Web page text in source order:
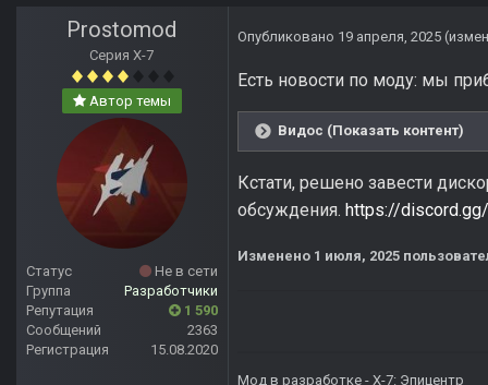
Prostomod
Серия Х-7
Автор темы
Статус
Не в сети
Группа
Разработчики
Репутация
1 590
Сообщений
2363
Регистрация
15.08.2020
Опубликовано 19 апреля, 2025
Есть новости по моду: мы
Видос (Показать контент)
Кстати, решено завести
обсуждения. https://
Изменено 1 июля, 2025
Мод в разработке - X-7: Эпицентр